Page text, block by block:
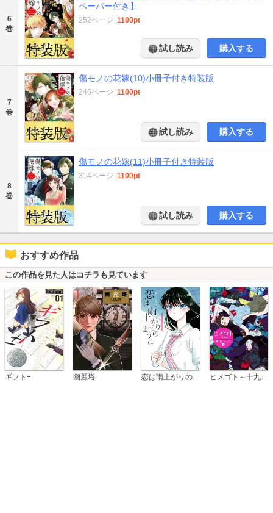
6
巻
ペーパー付き】
252ページ |1100pt
試し読み 購入する
7
巻
傷モノの花嫁(10)小冊子付き特装版
246ページ |1100pt
試し読み 購入する
8
巻
傷モノの花嫁(11)小冊子付き特装版
314ページ |1100pt
試し読み 購入する
おすすめ作品
この作品を見た人はコチラも見ています
ギフト± 幽麗塔 ヒメゴト～十九歳の制服～